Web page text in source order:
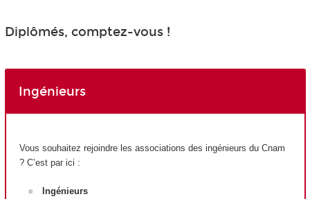
Diplômés, comptez-vous !
Ingénieurs
Vous souhaitez rejoindre les associations des ingénieurs du Cnam
? C’est par ici :
Ingénieurs